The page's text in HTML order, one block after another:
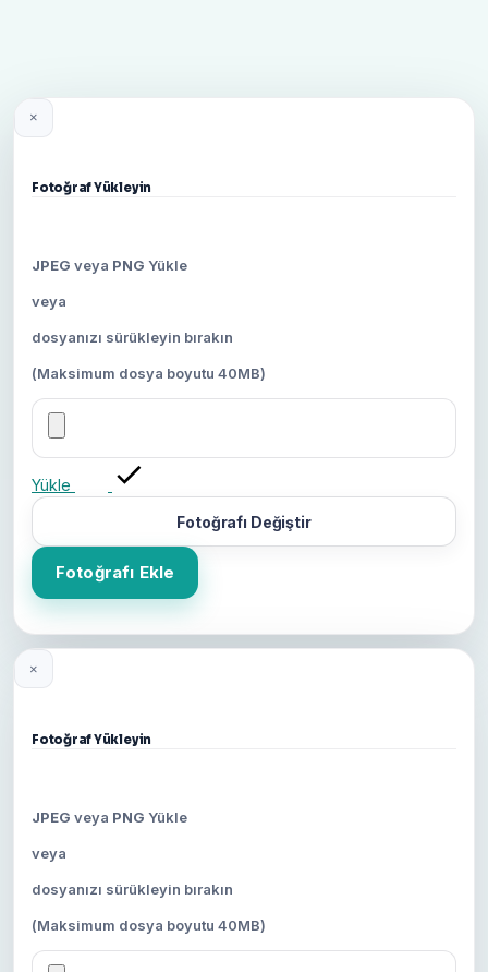
×
Fotoğraf Yükleyin
JPEG veya PNG Yükle
veya
dosyanızı sürükleyin bırakın
(Maksimum dosya boyutu 40MB)
Yükle
Fotoğrafı Değiştir
Fotoğrafı Ekle
×
Fotoğraf Yükleyin
JPEG veya PNG Yükle
veya
dosyanızı sürükleyin bırakın
(Maksimum dosya boyutu 40MB)